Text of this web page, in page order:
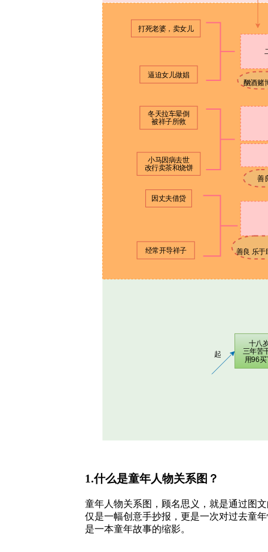
1.什么是童年人物关系图？
童年人物关系图，顾名思义，就是通过图
仅是一幅创意手抄报，更是一次对过去童
是一本童年故事的缩影。